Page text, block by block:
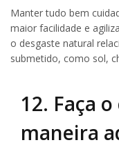
Manter tudo bem
maior facilidade e
o desgaste natural
submetido, como sol,
12. Faça
maneira